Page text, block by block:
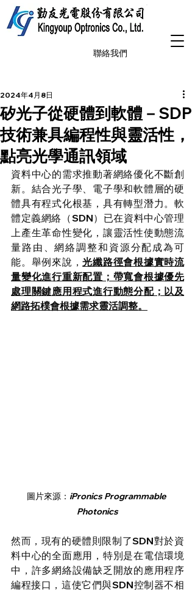
聯絡我們
矽光子從硬體到軟體－SDP
技術兼具編程性與靈活性，
點亮光學通訊領域
2024年4月8日
資料中心的需求推動著網絡優化不斷創
新。結合光子學、電子學和軟體層的硬
體具有程式化根基，具有轉型潛力。軟
體定義網絡（SDN）已在資料中心管理
上產生革命性變化，讓靈活性使動態流
量路由、網絡調整和資源分配成為可
能。舉例來說，光纖路徑會根據實時流
量變化進行重新配置；帶寬會根據優先
處理關鍵應用程式進行動態分配；以及
網路拓樸會根據需求靈活調整。
圖片來源： iPronics Programmable
Photonics
然而，現有的硬體則限制了SDN對於資
料中心的全面應用，特別是在電信環境
中，許多網絡設備缺乏開放的應用程序
編程接口，這使它們與SDN控制器不相